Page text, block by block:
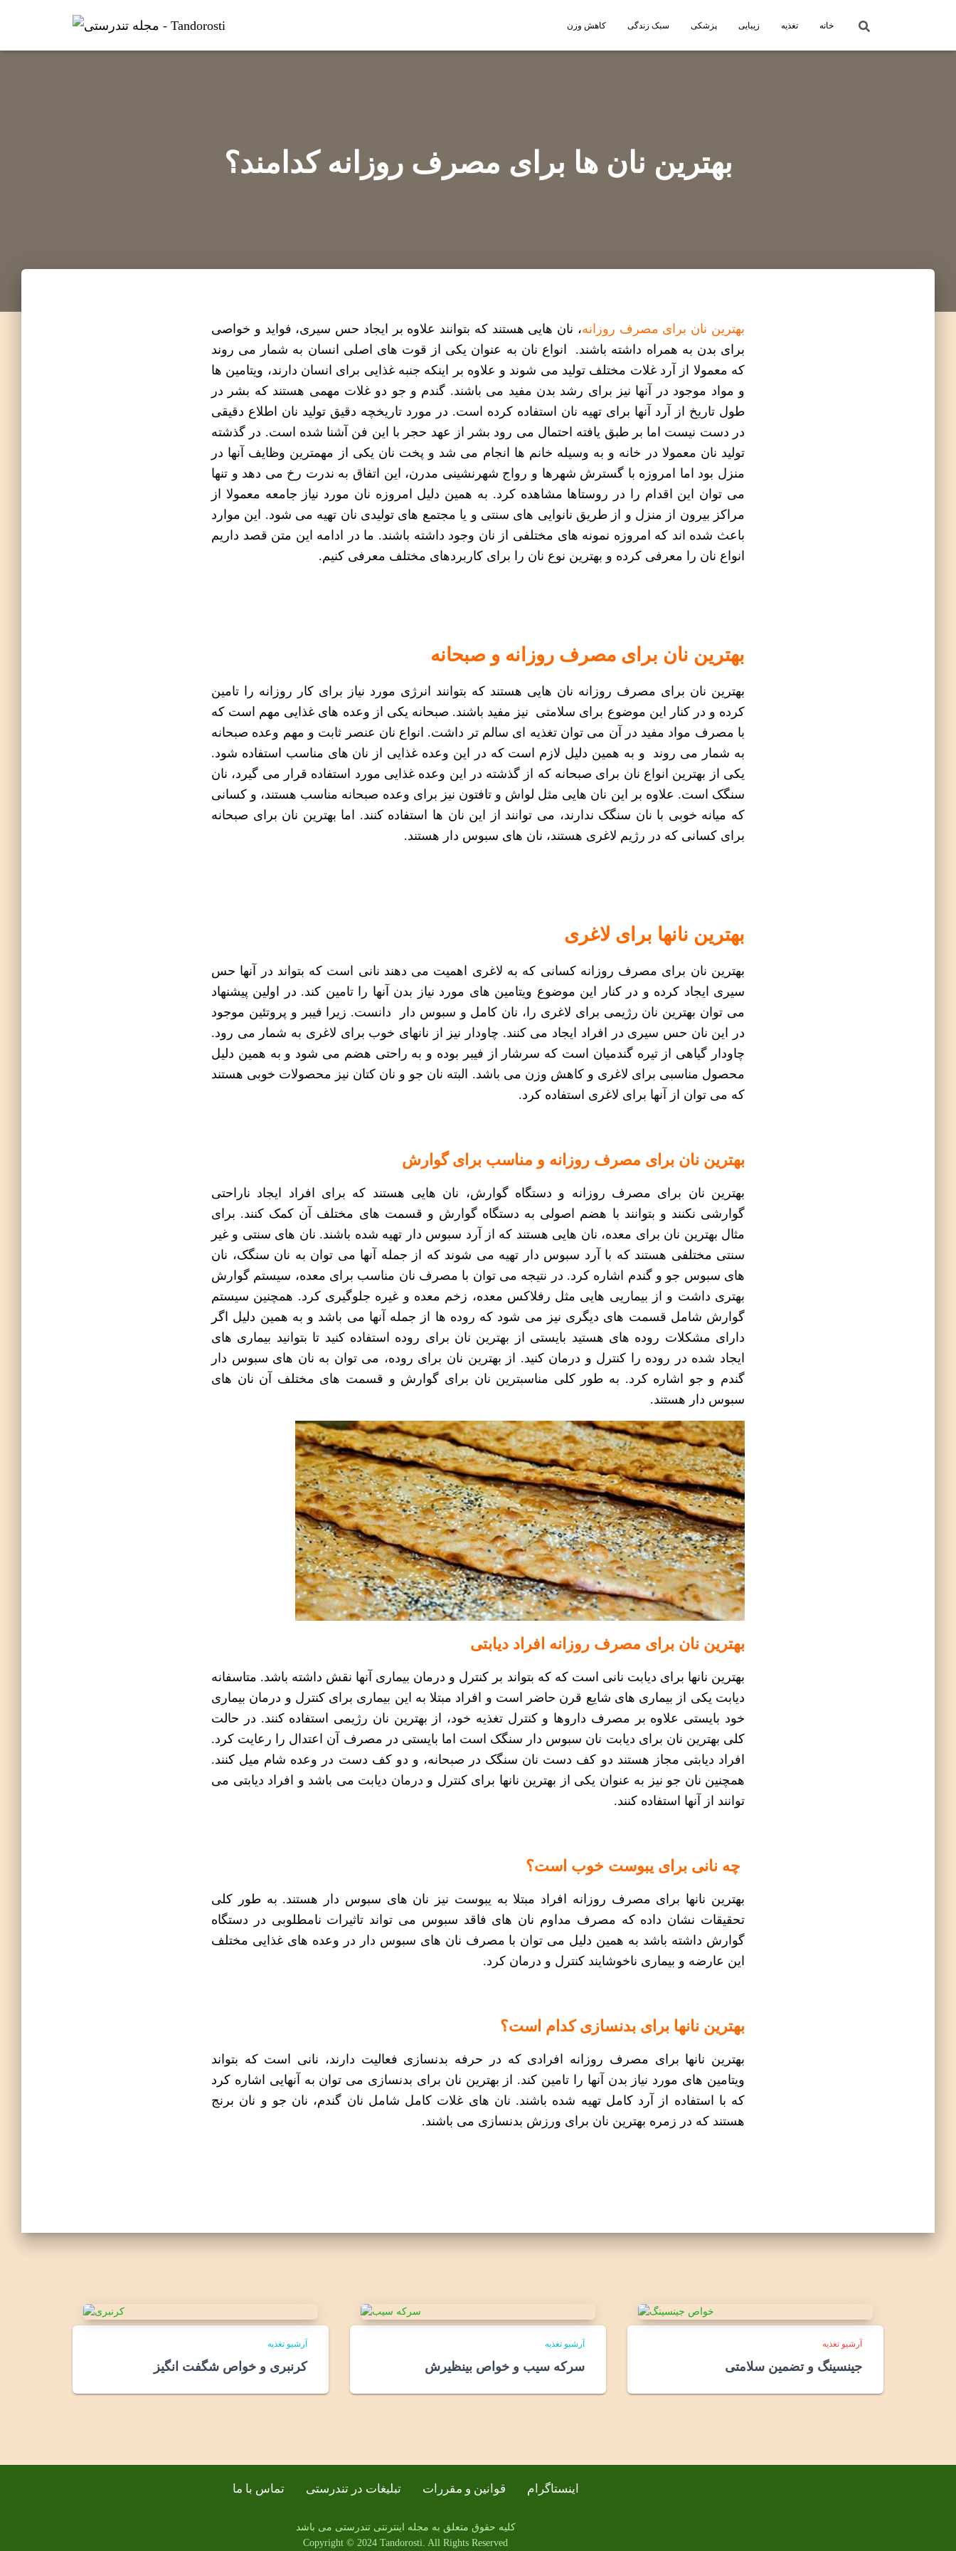
کاهش وزن سبک زندگی پزشکی زیبایی تغذیه خانه
بهترین نان ها برای مصرف روزانه کدامند؟
بهترین نان برای مصرف روزانه، نان هایی هستند که بتوانند علاوه بر ایجاد حس سیری، فواید و خواصی
برای بدن به همراه داشته باشند.
انواع نان به عنوان یکی از قوت های اصلی انسان به شمار می روند
که معمولا از آرد غلات مختلف تولید می شوند و علاوه بر اینکه جنبه غذایی برای انسان دارند، ویتامین ها
و مواد موجود در آنها نیز برای رشد بدن مفید می باشند. گندم و جو دو غلات مهمی هستند که بشر در
طول تاریخ از آرد آنها برای تهیه نان استفاده کرده است. در مورد تاریخچه دقیق تولید نان اطلاع دقیقی
در دست نیست اما بر طبق یافته احتمال می رود بشر از عهد حجر با این فن آشنا شده است. در گذشته
تولید نان معمولا در خانه و به وسیله خانم ها انجام می شد و پخت نان یکی از مهمترین وظایف آنها در
منزل بود اما امروزه با گسترش شهرها و رواج شهرنشینی مدرن، این اتفاق به ندرت رخ می دهد و تنها
می توان این اقدام را در روستاها مشاهده کرد. به همین دلیل امروزه نان مورد نیاز جامعه معمولا از
مراکز بیرون از منزل و از طریق نانوایی های سنتی و یا مجتمع های تولیدی نان تهیه می شود. این موارد
باعث شده اند که امروزه نمونه های مختلفی از نان وجود داشته باشند. ما در ادامه این متن قصد داریم
انواع نان را معرفی کرده و بهترین نوع نان را برای کاربردهای مختلف معرفی کنیم.
بهترین نان برای مصرف روزانه و صبحانه
بهترین نان برای مصرف روزانه نان هایی هستند که بتوانند انرژی مورد نیاز برای کار روزانه را تامین
کرده و در کنار این موضوع برای سلامتی نیز مفید باشند. صبحانه یکی از وعده های غذایی مهم است که
با مصرف مواد مفید در آن می توان تغذیه ای سالم تر داشت. انواع نان عنصر ثابت و مهم وعده صبحانه
به شمار می روند و به همین دلیل لازم است که در این وعده غذایی از نان های مناسب استفاده شود.
یکی از بهترین انواع نان برای صبحانه که از گذشته در این وعده غذایی مورد استفاده قرار می گیرد، نان
سنگک است. علاوه بر این نان هایی مثل لواش و تافتون نیز برای وعده صبحانه مناسب هستند، و کسانی
که میانه خوبی با نان سنگک ندارند، می توانند از این نان ها استفاده کنند. اما بهترین نان برای صبحانه
برای کسانی که در رژیم لاغری هستند، نان های سبوس دار هستند.
بهترین نانها برای لاغری
بهترین نان برای مصرف روزانه کسانی که به لاغری اهمیت می دهند نانی است که بتواند در آنها حس
سیری ایجاد کرده و در کنار این موضوع ویتامین های مورد نیاز بدن آنها را تامین کند. در اولین پیشنهاد
می توان بهترین نان رژیمی برای لاغری را، نان کامل و سبوس دار دانست. زیرا فیبر و پروتئین موجود
در این نان حس سیری در افراد ایجاد می کنند. چاودار نیز از نانهای خوب برای لاغری به شمار می رود.
چاودار گیاهی از تیره گندمیان است که سرشار از فیبر بوده و به راحتی هضم می شود و به همین دلیل
محصول مناسبی برای لاغری و کاهش وزن می باشد. البته نان جو و نان کتان نیز محصولات خوبی هستند
که می توان از آنها برای لاغری استفاده کرد.
بهترین نان برای مصرف روزانه و مناسب برای گوارش
بهترین نان برای مصرف روزانه و دستگاه گوارش، نان هایی هستند که برای افراد ایجاد ناراحتی
گوارشی نکنند و بتوانند با هضم اصولی به دستگاه گوارش و قسمت های مختلف آن کمک کنند. برای
مثال بهترین نان برای معده، نان هایی هستند که از آرد سبوس دار تهیه شده باشند. نان های سنتی و غیر
سنتی مختلفی هستند که با آرد سبوس دار تهیه می شوند که از جمله آنها می توان به نان سنگک، نان
های سبوس جو و گندم اشاره کرد. در نتیجه می توان با مصرف نان مناسب برای معده، سیستم گوارش
بهتری داشت و از بیماریی هایی مثل رفلاکس معده، زخم معده و غیره جلوگیری کرد. همچنین سیستم
گوارش شامل قسمت های دیگری نیز می شود که روده ها از جمله آنها می باشد و به همین دلیل اگر
دارای مشکلات روده های هستید بایستی از بهترین نان برای روده
استفاده کنید تا بتوانید بیماری های
ایجاد شده در روده را کنترل و درمان کنید. از بهترین نان برای روده، می توان به نان های سبوس دار
گندم و جو اشاره کرد. به طور کلی مناسبترین نان برای گوارش و قسمت های مختلف آن نان های
سبوس دار هستند.
بهترین نان برای مصرف روزانه افراد دیابتی
بهترین نانها برای دیابت نانی است که که بتواند بر کنترل و درمان بیماری آنها نقش داشته باشد. متاسفانه
دیابت یکی از بیماری های شایع قرن حاضر است و افراد مبتلا به این بیماری برای کنترل و درمان بیماری
خود بایستی علاوه بر مصرف داروها و کنترل تغذیه خود، از بهترین نان رژیمی استفاده کنند. در حالت
کلی بهترین نان برای دیابت نان سبوس دار سنگک است اما بایستی در مصرف آن اعتدال را رعایت کرد.
افراد دیابتی مجاز هستند دو کف دست نان سنگک در صبحانه، و دو کف دست در وعده شام میل کنند.
همچنین نان جو نیز به عنوان یکی از بهترین نانها برای کنترل و درمان دیابت می باشد و افراد دیابتی می
توانند از آنها استفاده کنند.
چه نانی برای یبوست خوب است؟
بهترین نانها برای مصرف روزانه افراد مبتلا به یبوست نیز نان های سبوس دار هستند. به طور کلی
تحقیقات نشان داده که مصرف مداوم نان های فاقد سبوس می تواند تاثیرات نامطلوبی در دستگاه
گوارش داشته باشد به همین دلیل می توان با مصرف نان های سبوس دار در وعده های غذایی مختلف
این عارضه و بیماری ناخوشایند کنترل و درمان کرد.
بهترین نانها برای بدنسازی کدام است؟
بهترین نانها برای مصرف روزانه افرادی که در حرفه بدنسازی فعالیت دارند، نانی است که بتواند
ویتامین های مورد نیاز بدن آنها را تامین کند. از بهترین نان برای بدنسازی می توان به آنهایی اشاره کرد
که با استفاده از آرد کامل تهیه شده باشند. نان های غلات کامل شامل نان گندم، نان جو و نان برنج
هستند که در زمره بهترین نان برای ورزش بدنسازی می باشند.
آرشیو تغذیه
کرنبری و خواص شگفت انگیز
آرشیو تغذیه
سرکه سیب و خواص بینظیرش
آرشیو تغذیه
جینسینگ و تضمین سلامتی
اینستاگرام قوانین و مقررات تبلیغات در تندرستی تماس با ما
کلیه حقوق متعلق به مجله اینترنتی تندرستی می باشد
Copyright © 2024 Tandorosti. All Rights Reserved